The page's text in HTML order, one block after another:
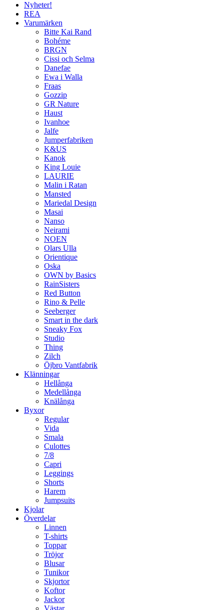
Nyheter!
REA
Varumärken
Bitte Kai Rand
Bohéme
BRGN
Cissi och Selma
Danefae
Ewa i Walla
Fraas
Gozzip
GR Nature
Haust
Ivanhoe
Jalfe
Jumperfabriken
K&US
Kanok
King Louie
LAURIE
Malin i Ratan
Mansted
Mariedal Design
Masai
Nanso
Neirami
NOEN
Olars Ulla
Orientique
Oska
OWN by Basics
RainSisters
Red Button
Rino & Pelle
Seeberger
Smart in the dark
Sneaky Fox
Studio
Thing
Zilch
Öjbro Vantfabrik
Klänningar
Hellånga
Medellånga
Knälånga
Byxor
Regular
Vida
Smala
Culottes
7/8
Capri
Leggings
Shorts
Harem
Jumpsuits
Kjolar
Överdelar
Linnen
T-shirts
Toppar
Tröjor
Blusar
Tunikor
Skjortor
Koftor
Jackor
Västar